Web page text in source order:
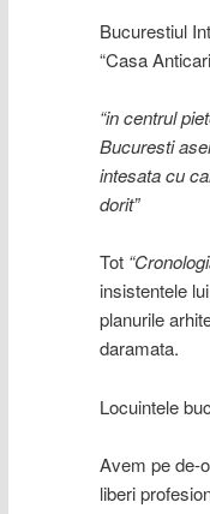
Bucurestiul
“Casa
“in centrul
Bucuresti
intesata cu
dorit”
Tot
insistentele
planurile
daramata.
Locuintele
Avem pe de-
liberi